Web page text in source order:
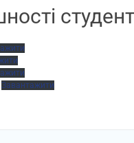
Завантажити